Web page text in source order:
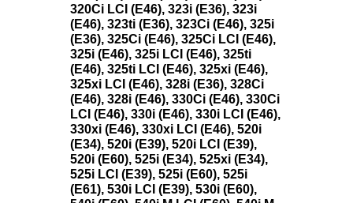
320Ci LCI (E46), 323i (E36), 323i
(E46), 323ti (E36), 323Ci (E46), 325i
(E36), 325Ci (E46), 325Ci LCI (E46),
325i (E46), 325i LCI (E46), 325ti
(E46), 325ti LCI (E46), 325xi (E46),
325xi LCI (E46), 328i (E36), 328Ci
(E46), 328i (E46), 330Ci (E46), 330Ci
LCI (E46), 330i (E46), 330i LCI (E46),
330xi (E46), 330xi LCI (E46), 520i
(E34), 520i (E39), 520i LCI (E39),
520i (E60), 525i (E34), 525xi (E34),
525i LCI (E39), 525i (E60), 525i
(E61), 530i LCI (E39), 530i (E60),